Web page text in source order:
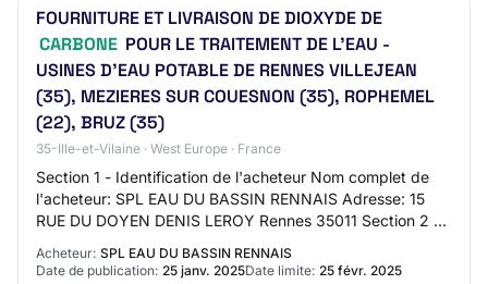
FOURNITURE ET LIVRAISON DE DIOXYDE DE
CARBONE POUR LE TRAITEMENT DE L'EAU -
USINES D'EAU POTABLE DE RENNES VILLEJEAN
(35), MEZIERES SUR COUESNON (35), ROPHEMEL
(22), BRUZ (35)
35-Ille-et-Vilaine · West Europe · France
Section 1 - Identification de l'acheteur Nom complet de
l'acheteur: SPL EAU DU BASSIN RENNAIS Adresse: 15
RUE DU DOYEN DENIS LEROY Rennes 35011 Section 2 -
Acheteur: SPL EAU DU BASSIN RENNAIS
Date de publication: 25 janv. 2025Date limite: 25 févr. 2025